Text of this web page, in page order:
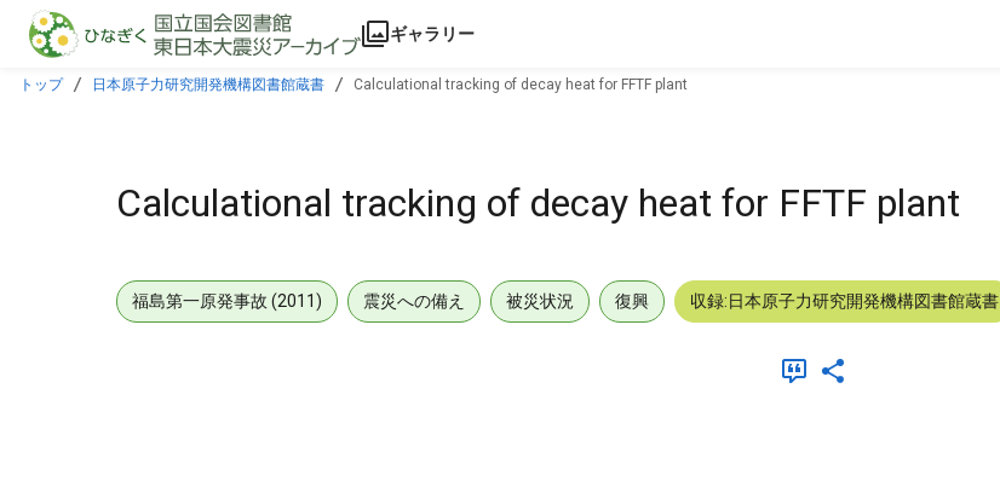
本文に飛ぶ
ギャラリー
トップ 日本原子力研究開発機構図書館蔵書 Calculational tracking of decay heat for FFTF plant
Calculational tracking of decay heat for FFTF plant
福島第一原発事故 (2011) 震災への備え 被災状況 復興 収録:日本原子力研究開発機構図書館蔵書